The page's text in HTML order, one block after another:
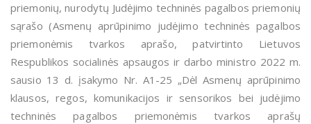
priemonių, nurodytų Judėjimo techninės pagalbos priemonių
sąrašo (Asmenų aprūpinimo judėjimo techninės pagalbos
priemonėmis tvarkos aprašo, patvirtinto Lietuvos
Respublikos socialinės apsaugos ir darbo ministro 2022 m.
sausio 13 d. įsakymo Nr. A1-25 „Dėl Asmenų aprūpinimo
klausos, regos, komunikacijos ir sensorikos bei judėjimo
techninės pagalbos priemonėmis tvarkos aprašų